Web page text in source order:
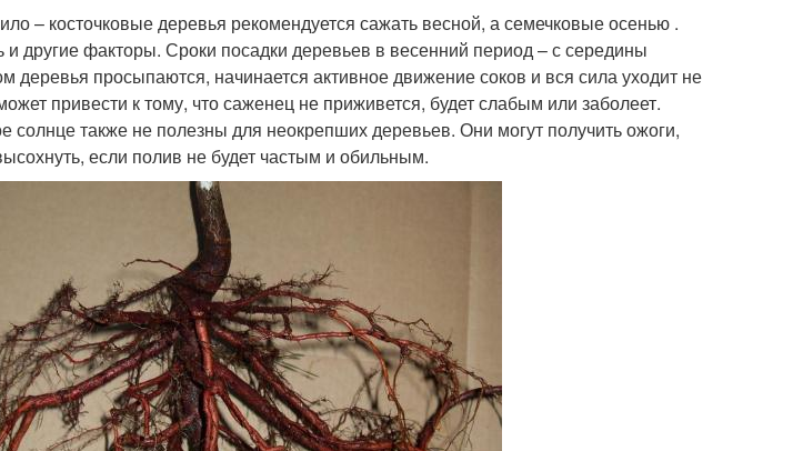
– косточковые деревья рекомендуется сажать весной, а семечковые осенью .
и другие факторы. Сроки посадки деревьев в весенний период – с середины
деревья просыпаются, начинается активное движение соков и вся сила уходит не
привести к тому, что саженец не приживется, будет слабым или заболеет.
солнце также не полезны для неокрепших деревьев. Они могут получить ожоги,
если полив не будет частым и обильным.